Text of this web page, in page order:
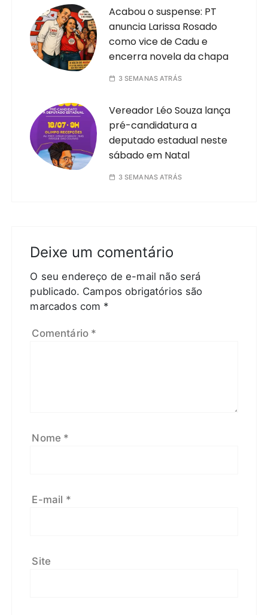
Acabou o suspense: PT
anuncia Larissa Rosado
como vice de Cadu e
encerra novela da chapa
3 SEMANAS ATRÁS
Vereador Léo Souza lança
pré-candidatura a
deputado estadual neste
sábado em Natal
3 SEMANAS ATRÁS
Deixe um comentário
O seu endereço de e-mail não será
publicado. Campos obrigatórios são
marcados com *
Comentário *
Nome *
E-mail *
Site